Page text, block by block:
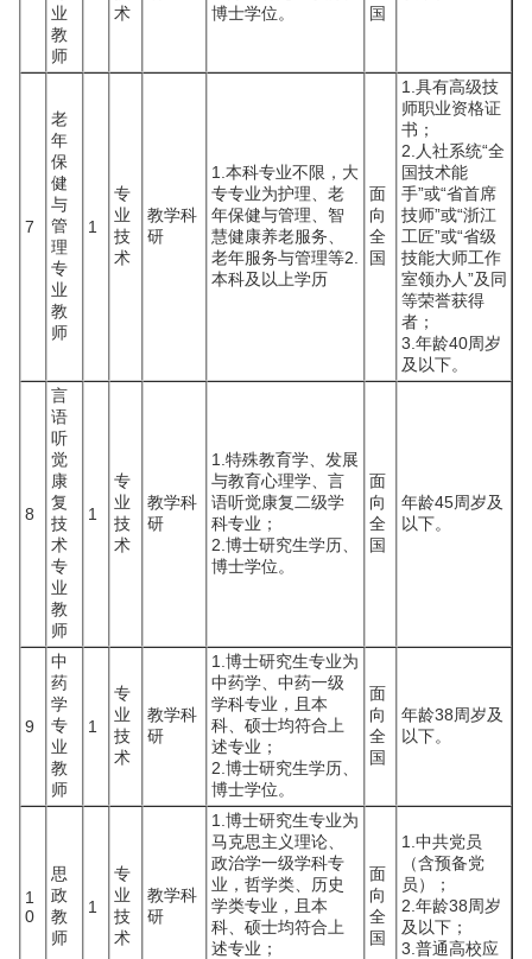
业
教
师
术
博士学位。
国
7
老
年
保
健
与
管
理
专
业
教
师
1
专
业
技
术
教学科
研
1.本科专业不限，大
专专业为护理、老
年保健与管理、智
慧健康养老服务、
老年服务与管理等2.
本科及以上学历
面
向
全
国
1.具有高级技
师职业资格证
书；
2.人社系统“全
国技术能
手”或“省首席
技师”或“浙江
工匠”或“省级
技能大师工作
室领办人”及同
等荣誉获得
者；
3.年龄40周岁
及以下。
8
言
语
听
觉
康
复
技
术
专
业
教
师
1
专
业
技
术
教学科
研
1.特殊教育学、发展
与教育心理学、言
语听觉康复二级学
科专业；
2.博士研究生学历、
博士学位。
面
向
全
国
年龄45周岁及
以下。
9
中
药
学
专
业
教
师
1
专
业
技
术
教学科
研
1.博士研究生专业为
中药学、中药一级
学科专业，且本
科、硕士均符合上
述专业；
2.博士研究生学历、
博士学位。
面
向
全
国
年龄38周岁及
以下。
1
0
思
政
教
师
1
专
业
技
术
教学科
研
1.博士研究生专业为
马克思主义理论、
政治学一级学科专
业，哲学类、历史
学类专业，且本
科、硕士均符合上
述专业；
面
向
全
国
1.中共党员
（含预备党
员）；
2.年龄38周岁
及以下；
3.普通高校应